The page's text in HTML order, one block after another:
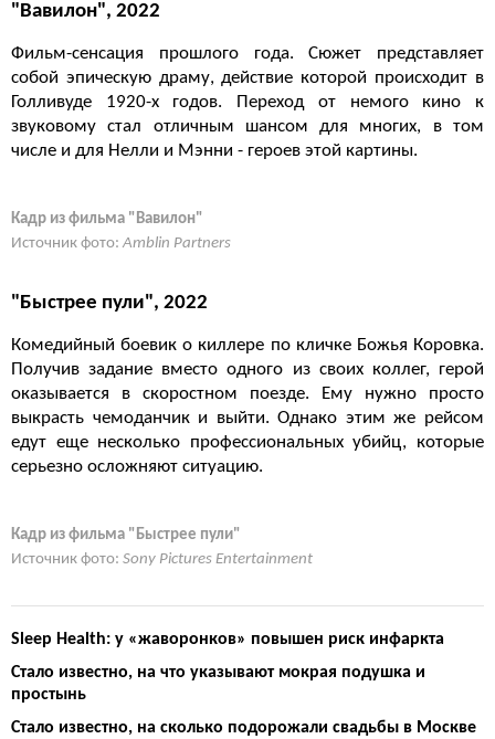
"Вавилон", 2022
Фильм-сенсация прошлого года. Сюжет представляет
собой эпическую драму, действие которой происходит в
Голливуде 1920-х годов. Переход от немого кино к
звуковому стал отличным шансом для многих, в том
числе и для Нелли и Мэнни - героев этой картины.
Кадр из фильма "Вавилон"
Источник фото: Amblin Partners
"Быстрее пули", 2022
Комедийный боевик о киллере по кличке Божья Коровка.
Получив задание вместо одного из своих коллег, герой
оказывается в скоростном поезде. Ему нужно просто
выкрасть чемоданчик и выйти. Однако этим же рейсом
едут еще несколько профессиональных убийц, которые
серьезно осложняют ситуацию.
Кадр из фильма "Быстрее пули"
Источник фото: Sony Pictures Entertainment
Sleep Health: у «жаворонков» повышен риск инфаркта
Стало известно, на что указывают мокрая подушка и
простынь
Стало известно, на сколько подорожали свадьбы в Москве